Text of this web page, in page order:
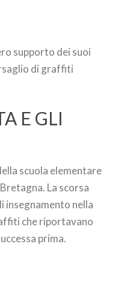
supporto dei suoi
di graffiti
E GLI
scuola elementare
La scorsa
insegnamento nella
che riportavano
prima.